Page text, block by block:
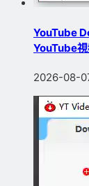
YouTube
YouTube
2026-08-